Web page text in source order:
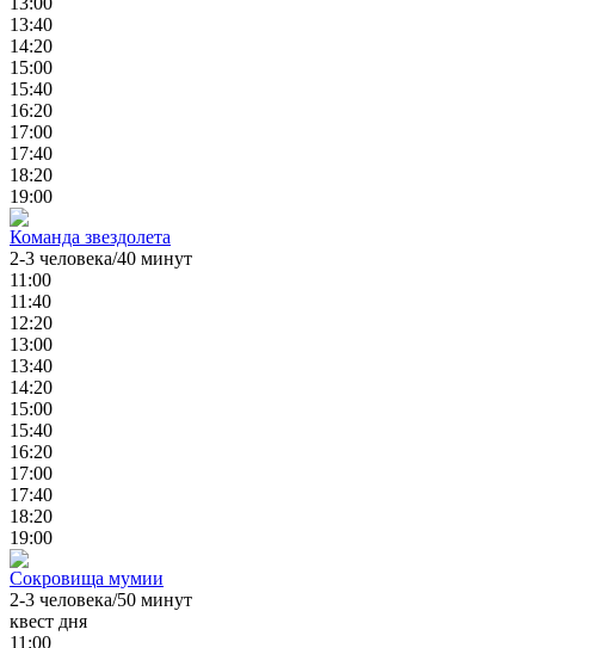
13:40
14:20
15:00
15:40
16:20
17:00
17:40
18:20
19:00
Команда звездолета
2-3 человека/40 минут
11:00
11:40
12:20
13:00
13:40
14:20
15:00
15:40
16:20
17:00
17:40
18:20
19:00
Сокровища мумии
2-3 человека/50 минут
квест дня
11:00